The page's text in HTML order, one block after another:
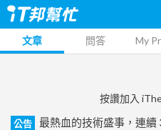
文章 問答 My
按讚加入
公告
最熱血的技術盛事，連